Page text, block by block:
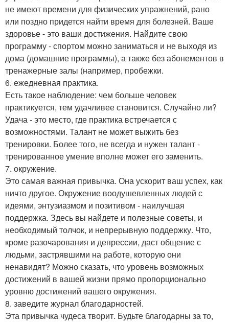
не имеют времени для физических упражнений, рано
или поздно придется найти время для болезней. Ваше
здоровье - это ваши достижения. Найдите свою
программу - спортом можно заниматься и не выходя из
дома (домашние программы), а также без абонементов в
тренажерные залы (например, пробежки.
6. ежедневная практика.
Есть такое наблюдение: чем больше человек
практикуется, тем удачливее становится. Случайно ли?
Удача - это место, где практика встречается с
возможностями. Талант не может выжить без
тренировки. Более того, не всегда и нужен талант -
тренированное умение вполне может его заменить.
7. окружение.
Это самая важная привычка. Она ускорит ваш успех, как
ничто другое. Окружение воодушевленных людей с
идеями, энтузиазмом и позитивом - наилучшая
поддержка. Здесь вы найдете и полезные советы, и
необходимый толчок, и непрерывную поддержку. Что,
кроме разочарования и депрессии, даст общение с
людьми, застрявшими на работе, которую они
ненавидят? Можно сказать, что уровень возможных
достижений в вашей жизни прямо пропорционально
уровню достижений вашего окружения.
8. заведите журнал благодарностей.
Эта привычка чудеса творит. Будьте благодарны за то,